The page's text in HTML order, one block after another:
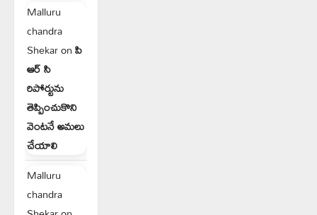
Malluru
chandra
Shekaronపి
ఆర్ సి
రిపోర్టును
తెప్పించుకొని
వెంటనే అమలు
చేయాలి
Malluru
chandra